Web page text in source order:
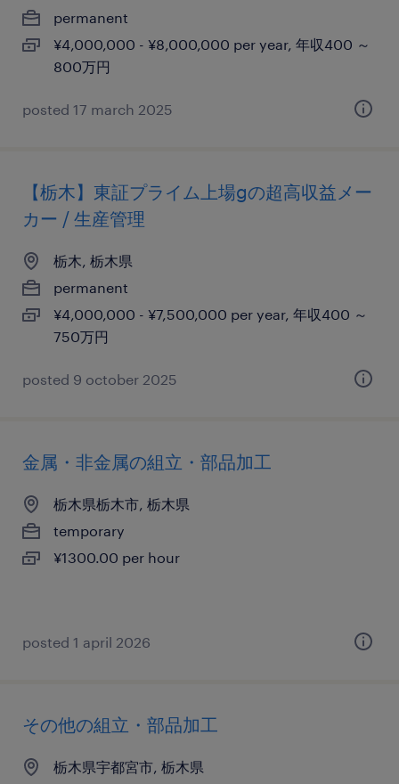
permanent
¥4,000,000 - ¥8,000,000 per year, 年収400 ～
800万円
posted 17 march 2025
【栃木】東証プライム上場gの超高収益メー
カー / 生産管理
栃木, 栃木県
permanent
¥4,000,000 - ¥7,500,000 per year, 年収400 ～
750万円
posted 9 october 2025
金属・非金属の組立・部品加工
栃木県栃木市, 栃木県
temporary
¥1300.00 per hour
posted 1 april 2026
その他の組立・部品加工
栃木県宇都宮市, 栃木県